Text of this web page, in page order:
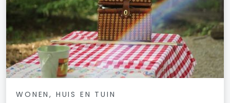
WONEN, HUIS EN TUIN